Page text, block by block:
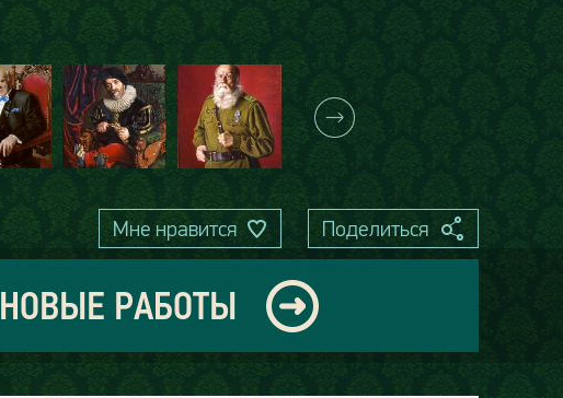
Мне нравится Поделиться
НОВЫЕ РАБОТЫ